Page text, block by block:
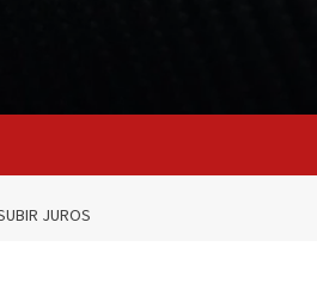
JUROS